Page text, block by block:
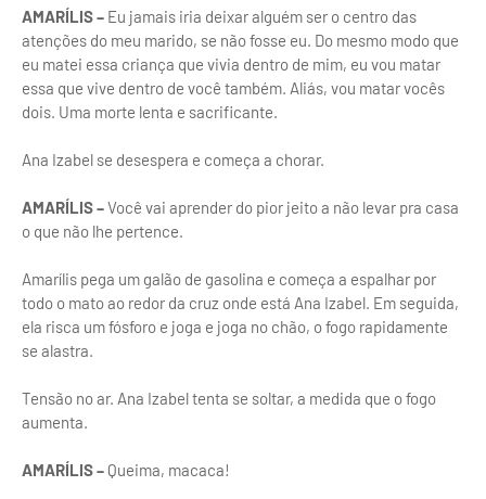
AMARÍLIS – Eu jamais iria deixar alguém ser o centro das
atenções do meu marido, se não fosse eu. Do mesmo modo que
eu matei essa criança que vivia dentro de mim, eu vou matar
essa que vive dentro de você também. Aliás, vou matar vocês
dois. Uma morte lenta e sacrificante.
Ana Izabel se desespera e começa a chorar.
AMARÍLIS –Você vai aprender do pior jeito a não levar pra casa
o que não lhe pertence.
Amarílis pega um galão de gasolina e começa a espalhar por
todo o mato ao redor da cruz onde está Ana Izabel. Em seguida,
ela risca um fósforo e joga e joga no chão, o fogo rapidamente
se alastra.
Tensão no ar. Ana Izabel tenta se soltar, a medida que o fogo
aumenta.
AMARÍLIS – Queima, macaca!